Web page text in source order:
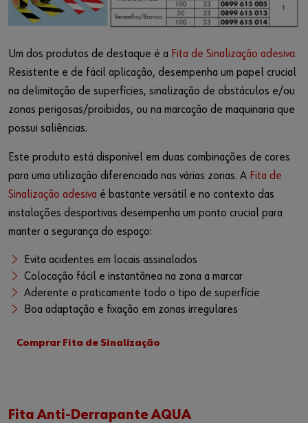
Um dos produtos de destaque é a Fita de Sinalização adesiva.
Resistente e de fácil aplicação, desempenha um papel crucial
na delimitação de superfícies, sinalização de obstáculos e/ou
zonas perigosas/proibidas, ou na marcação de maquinaria que
possui saliências.
Este produto está disponível em duas combinações de cores
para uma utilização diferenciada nas várias zonas. A Fita de
Sinalização adesiva é bastante versátil e no contexto das
instalações desportivas desempenha um ponto crucial para
manter a segurança do espaço:
Evita acidentes em locais assinalados
Colocação fácil e instantânea na zona a marcar
Aderente a praticamente todo o tipo de superfície
Boa adaptação e fixação em zonas irregulares
Comprar Fita de Sinalização
Fita Anti-Derrapante AQUA